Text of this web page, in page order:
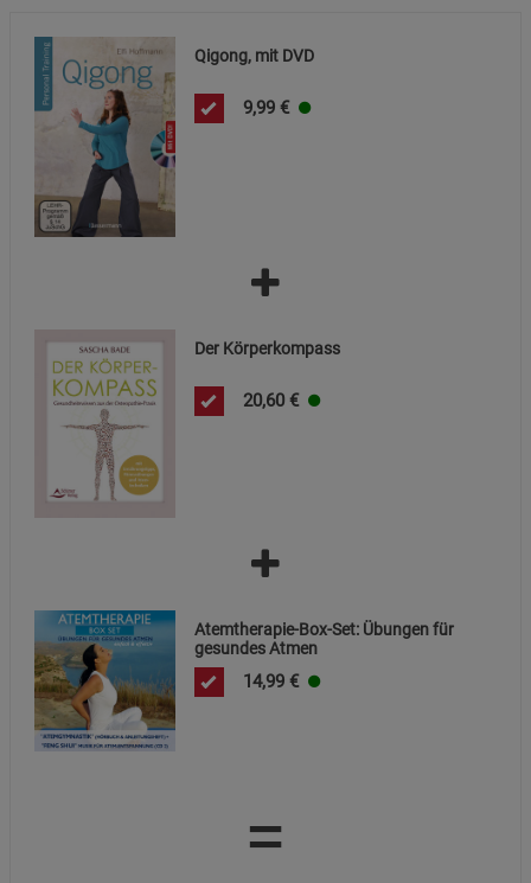
Qigong, mit DVD
9,99 €
Der Körperkompass
20,60 €
Atemtherapie-Box-Set: Übungen für
gesundes Atmen
14,99 €
=
Cookie-Informationenanzeigen
Statistik Cookies (1)
Beschreibung Statistik Cookies
Marketing Cookies (3)
Cookie-Informationenanzeigen
Datenschutzerklärung